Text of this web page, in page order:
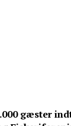
gæster